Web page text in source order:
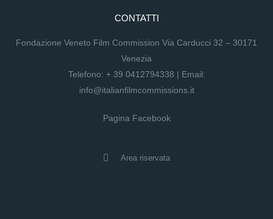
CONTATTI
Fondazione Veneto Film Commission Via Carducci 32 – 30171
Venezia
Telefono: + 39 0412794338 | Email:
info@italianfilmcommissions.it
Pagina Facebook
Area riservata